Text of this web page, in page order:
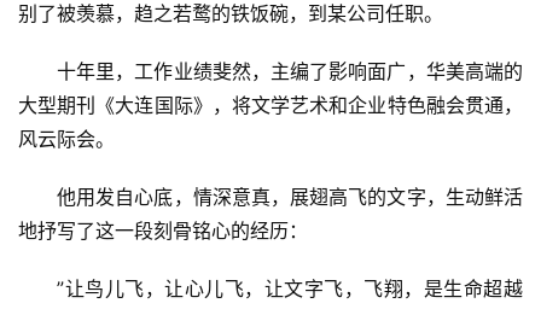
别了被羡慕，趋之若鹜的铁饭碗，到某公司任职。
十年里，工作业绩斐然，主编了影响面广，华美高端的
大型期刊《大连国际》，将文学艺术和企业特色融会贯通，
风云际会。
他用发自心底，情深意真，展翅高飞的文字，生动鲜活
地抒写了这一段刻骨铭心的经历：
”让鸟儿飞，让心儿飞，让文字飞，飞翔，是生命超越